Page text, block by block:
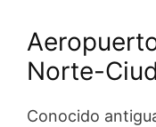
Norte-
Conocido